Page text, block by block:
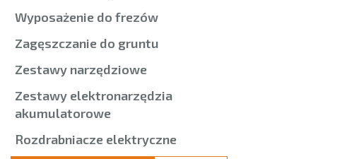
Wyposażenie do frezów
Zagęszczanie do gruntu
Zestawy narzędziowe
Zestawy elektronarzędzia
akumulatorowe
Rozdrabniacze elektryczne